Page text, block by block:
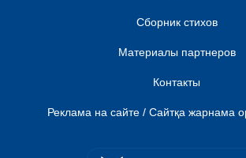
Сборник стихов
Материалы партнеров
Контакты
Реклама на сайте / Сайтқа жарнама